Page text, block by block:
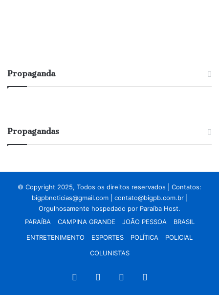
Propaganda
Propagandas
© Copyright 2025, Todos os direitos reservados | Contatos:
bigpbnoticias@gmail.com
contato@bigpb.com.br
Orgulhosamente hospedado por Paraíba Host.
PARAÍBA
CAMPINA GRANDE JOÃO PESSOA
BRASIL
ENTRETENIMENTO
ESPORTES POLÍTICA
POLICIAL
COLUNISTAS
Facebook
X YouTubeInstagram